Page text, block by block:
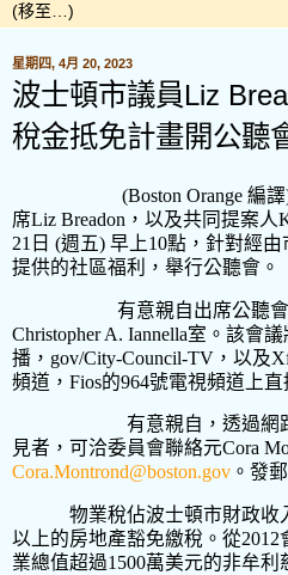
星期四, 4月 20, 2023
波士頓市議員Liz
稅金抵免計畫開公聽
(Boston Orange 編譯
席Liz Breadon ，以及共同提案人
21 日 (週五) 早上10點，針對經由
提供的社區福利，舉行公聽會。
有意親自出席公聽
Christopher A. Iannella室。該會
播， gov/City-Council-TV ，以及
頻道， Fios的964號電視頻道上直
有意親自，透過網
見者，可洽委員會聯絡元Cora
Cora.Montrond@boston.gov 。發
物業稅佔波士頓市財政收
以上的房地產豁免繳稅。從2012
業總值超過1500萬美元的非牟利